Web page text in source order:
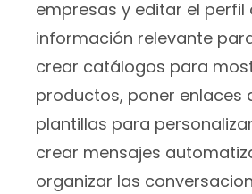
empresas y editar el perfil
información relevante
crear catálogos para
productos, poner enlaces
plantillas para
crear mensajes
organizar las